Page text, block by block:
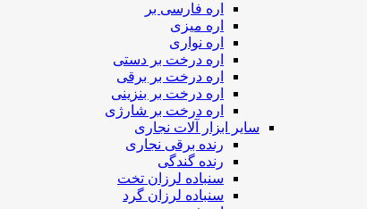
اره فارسی بر
اره میزی
اره نواری
اره درخت بر دستی
اره درخت بر برقی
اره درخت بر بنزینی
اره درخت بر شارژی
سایر ابزار آلات نجاری
رنده برقی نجاری
رنده گندگی
سنباده لرزان تخت
سنباده لرزان گرد